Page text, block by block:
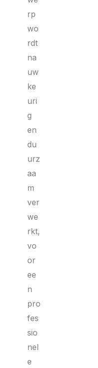
rp
wo
rdt
na
uw
ke
uri
g
en
du
urz
aa
m
ver
we
rkt,
vo
or
ee
n
pro
fes
sio
nel
e